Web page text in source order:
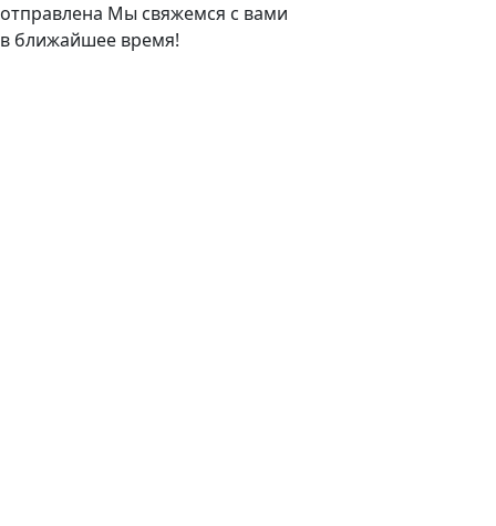
отправлена Мы свяжемся с вами
в ближайшее время!